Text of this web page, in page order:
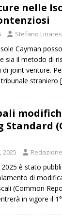
nelle
Stefano
Cayman
sia il metodo di
joint venture.
straniero
Standard
2025 Redazione
è stato
di
(Common
in vigore il